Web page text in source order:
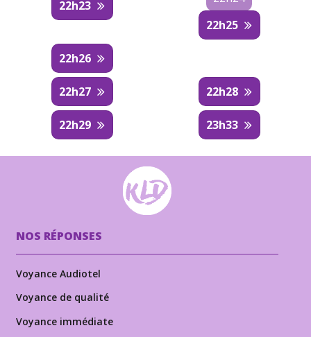
22h23
22h25
22h26
22h27 22h28
22h29 23h33
NOS RÉPONSES
Voyance Audiotel
Voyance de qualité
Voyance immédiate